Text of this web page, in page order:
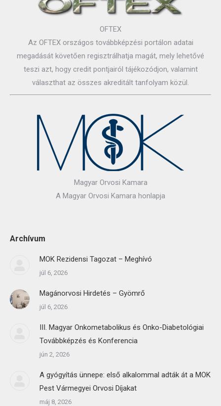
OFTEX
Az OFTEX országos továbbképzési portálon adatai
megadását követően regisztrálhatja magát, mely lehetővé
teszi azt, hogy credit pontjairól tájékozódjon, valamint
választhat az összes akreditált tanfolyam közül.
Magyar Orvosi Kamara
A Magyar Orvosi Kamara honlapja
Archívum
MOK Rezidensi Tagozat – Meghívó
júl 6, 2026
Magánorvosi Hirdetés – Gyömrő
júl 6, 2026
III. Magyar Onkometabolikus és Onko-Diabetológiai
Továbbképzés és Konferencia
jún 2, 2026
A gyógyítás ünnepe: első alkalommal adták át a MOK
Pest Vármegyei Orvosi Díjakat
máj 8, 2026